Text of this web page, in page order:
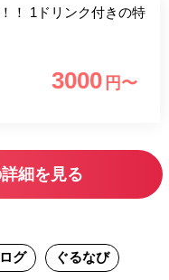
！ 1ドリンク付きの特
3000 円〜
細を見る
グ ぐるなび